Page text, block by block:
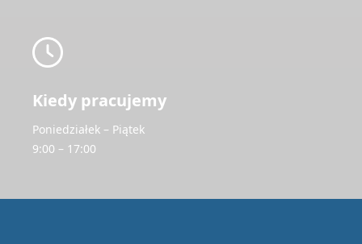
Kiedy pracujemy
Poniedziałek – Piątek
9:00 – 17:00